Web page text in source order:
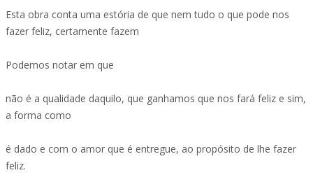
Esta obra conta uma estória de que nem tudo o que pode nos
fazer feliz, certamente fazem
Podemos notar em que
não é a qualidade daquilo, que ganhamos que nos fará feliz e sim,
a forma como
é dado e com o amor que é entregue, ao propósito de lhe fazer
feliz.